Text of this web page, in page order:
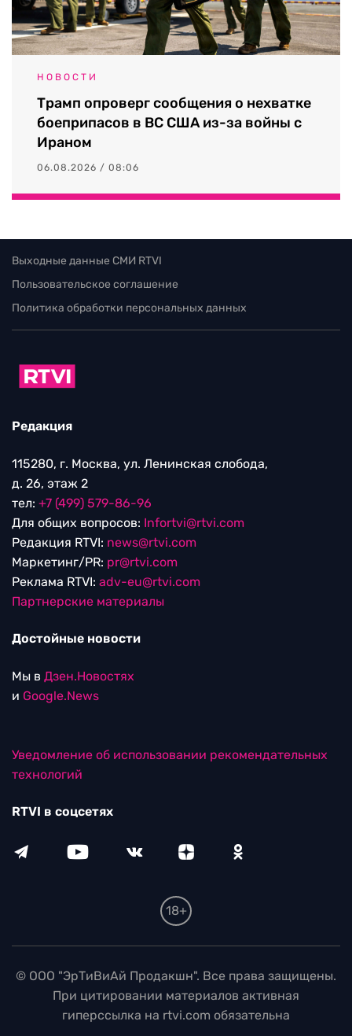
НОВОСТИ
Трамп опроверг сообщения о нехватке
боеприпасов в ВС США из-за войны с
Ираном
06.08.2026 / 08:06
Выходные данные СМИ RTVI
Пользовательское соглашение
Политика обработки персональных данных
Редакция
115280, г. Москва, ул. Ленинская слобода,
д. 26, этаж 2
тел: +7 (499) 579-86-96
Для общих вопросов: Infortvi@rtvi.com
Редакция RTVI: news@rtvi.com
Маркетинг/PR: pr@rtvi.com
Реклама RTVI: adv-eu@rtvi.com
Партнерские материалы
Достойные новости
Мы в Дзен.Новостях
и Google.News
Уведомление об использовании рекомендательных
технологий
RTVI в соцсетях
18+
© ООО "ЭрТиВиАй Продакшн". Все права защищены.
При цитировании материалов активная
гиперссылка на rtvi.com обязательна